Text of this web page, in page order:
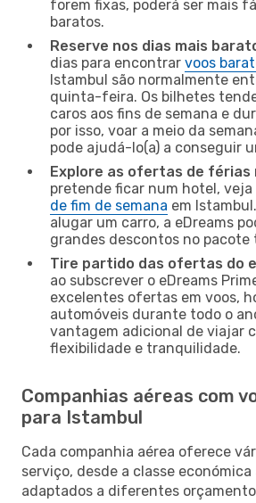
forem fixas, poderá ser mais
baratos.
Reserve nos dias mais
dias para encontrar voos
Istambul são normalmente
quinta-feira. Os bilhetes
caros aos fins de semana e
por isso, voar a meio da
pode ajudá-lo(a) a conseguir
Explore as ofertas de férias
pretende ficar num hotel, veja
de fim de semana em
alugar um carro, a eDreams
grandes descontos no pacote
Tire partido das ofertas do
ao subscrever o eDreams
excelentes ofertas em voos,
automóveis durante todo o
vantagem adicional de viajar
flexibilidade e tranquilidade.
Companhias aéreas com
para Istambul
Cada companhia aérea oferece
serviço, desde a classe
adaptados a diferentes